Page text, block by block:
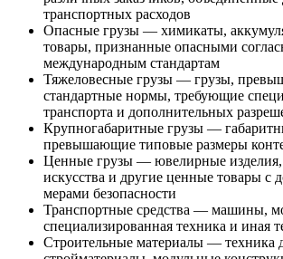
транспортных расходов
Опасные грузы — химикаты,
товары, признанные опасными
международным стандартам
Тяжеловесные грузы — грузы,
стандартные нормы, требующие
транспорта и дополнительных
Крупногабаритные грузы —
превышающие типовые размеры
Ценные грузы — ювелирные
искусства и другие ценные товары с
мерами безопасности
Транспортные средства — машины,
специализированная техника и иная
Строительные материалы — техника